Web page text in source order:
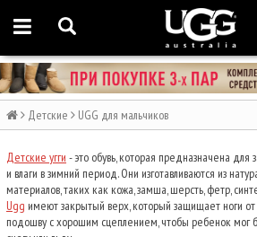
Детские UGG для мальчиков
Детские угги - это обувь, которая предназначена
и влаги в зимний период. Они изготавливаются из
материалов, таких как кожа, замша, шерсть, фетр,
Ugg имеют закрытый верх, который защищает ноги от
подошву с хорошим сцеплением, чтобы ребенок мог